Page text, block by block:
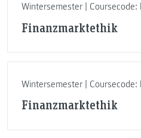
Wintersemester | Coursecode:
Finanzmarktethik
Wintersemester | Coursecode:
Finanzmarktethik